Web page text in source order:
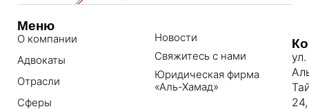
Меню
О компании
Адвокаты
Отрасли
Сферы
Новости
Свяжитесь с нами
Юридическая фирма
«Аль-Хамад»
ул.
24,